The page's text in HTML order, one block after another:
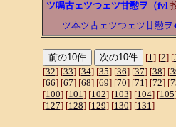
ツ鳴古ェツつェツ甘懃ヲ（fvl
ツ本ツ古ェツつェツ甘懃
[1] [2] [
[32] [33] [34] [35] [36] [37] [38] [
[66] [67] [68] [69] [70] [71] [72] [
[100] [101] [102] [103] [104] [105
[127] [128] [129] [130] [131]